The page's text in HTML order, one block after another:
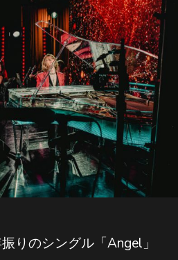
りのシングル「Angel」